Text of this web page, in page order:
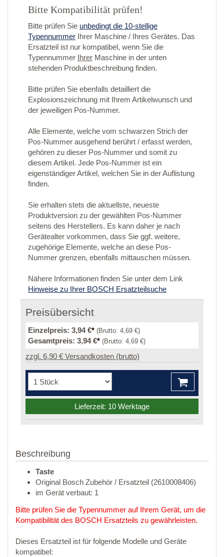
Bitte Kompatibilität prüfen!
Bitte prüfen Sie unbedingt die 10-stellige
Typennummer Ihrer Maschine / Ihres Gerätes. Das
Ersatzteil ist nur kompatibel, wenn Sie die
Typennummer Ihrer Maschine in der unten
stehenden Produktbeschreibung finden.
Bitte prüfen Sie ebenfalls detailliert die
Explosionszeichnung mit Ihrem Artikelwunsch und
der jeweiligen Pos-Nummer.
Alle Elemente, welche vom schwarzen Strich der
Pos-Nummer ausgehend berührt / erfasst werden,
gehören zu dieser Pos-Nummer und somit zu
diesem Artikel. Jede Pos-Nummer ist ein
eigenständiger Artikel, welchen Sie in der Auflistung
finden.
Sie erhalten stets die aktuellste, neueste
Produktversion zu der gewählten Pos-Nummer
seitens des Herstellers. Es kann daher je nach
Gerätealter vorkommen, dass Sie ggf. weitere,
zugehörige Elemente, welche an diese Pos-
Nummer grenzen, ebenfalls mittauschen müssen.
Nähere Informationen finden Sie unter dem Link
Hinweise zu Ihrer BOSCH Ersatzteilsuche
Preisübersicht
Einzelpreis: 3,94 €* (Brutto: 4,69 €)
Gesamtpreis: 3,94 €* (Brutto: 4,69 €)
zzgl. 6,90 € Versandkosten (brutto)
Lieferzeit: 10 Werktage
Beschreibung
Taste
Original Bosch Zubehör / Ersatzteil (2610008406)
im Gerät verbaut: 1
Bitte prüfen Sie die Typennummer auf Ihrem Gerät, um die
Kompatibilität des BOSCH Ersatzteils zu gewährleisten.
Dieses Ersatzteil ist für folgende Modelle und Geräte
kompatibel: